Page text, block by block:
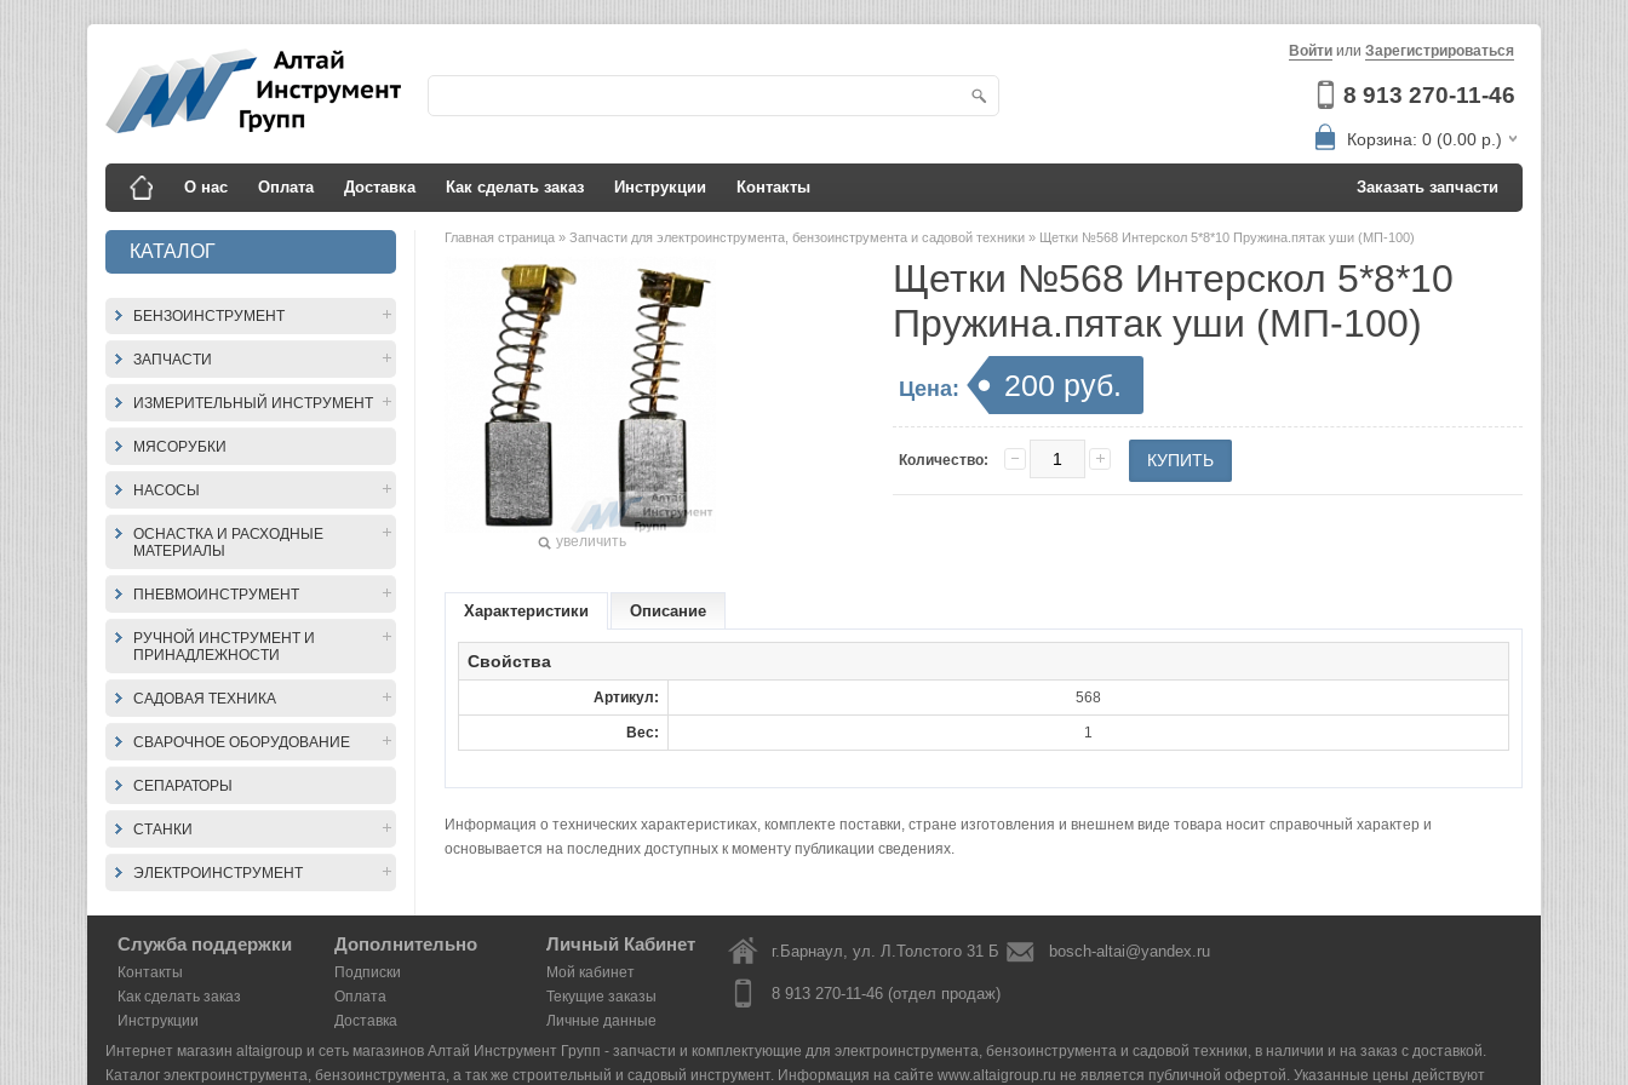
8 913 270-11-46
Войти или Зарегистрироваться
Корзина: 0 (0.00 р.)
О нас Оплата Доставка Как сделать заказ Инструкции Контакты Заказать запчасти
КАТАЛОГ
БЕНЗОИНСТРУМЕНТ
ЗАПЧАСТИ
ИЗМЕРИТЕЛЬНЫЙ ИНСТРУМЕНТ
МЯСОРУБКИ
НАСОСЫ
ОСНАСТКА И РАСХОДНЫЕ
МАТЕРИАЛЫ
ПНЕВМОИНСТРУМЕНТ
РУЧНОЙ ИНСТРУМЕНТ И
ПРИНАДЛЕЖНОСТИ
САДОВАЯ ТЕХНИКА
СВАРОЧНОЕ ОБОРУДОВАНИЕ
СЕПАРАТОРЫ
СТАНКИ
ЭЛЕКТРОИНСТРУМЕНТ
Главная страница » Запчасти для электроинструмента, бензоинструмента и садовой техники » Щетки №568 Интерскол 5*8*10 Пружина.пятак уши (МП-100)
увеличить
Щетки №568 Интерскол 5*8*10
Пружина.пятак уши (МП-100)
Цена: 200 руб.
Количество:
Характеристики Описание
Свойства
Артикул: 568
Вес: 1
Информация о технических характеристиках, комплекте поставки, стране изготовления и внешнем виде товара носит справочный характер и
основывается на последних доступных к моменту публикации сведениях.
Служба поддержки
Контакты
Как сделать заказ
Инструкции
Дополнительно
Подписки
Оплата
Доставка
Личный Кабинет
Мой кабинет
Текущие заказы
Личные данные
г.Барнаул, ул. Л.Толстого 31 Б bosch-altai@yandex.ru
8 913 270-11-46 (отдел продаж)
Интернет магазин altaigroup и сеть магазинов Алтай Инструмент Групп - запчасти и комплектующие для электроинструмента, бензоинструмента и садовой техники, в наличии и на заказ с доставкой.
Каталог электроинструмента, бензоинструмента, а так же строительный и садовый инструмент. Информация на сайте www.altaigroup.ru не является публичной офертой. Указанные цены действуют